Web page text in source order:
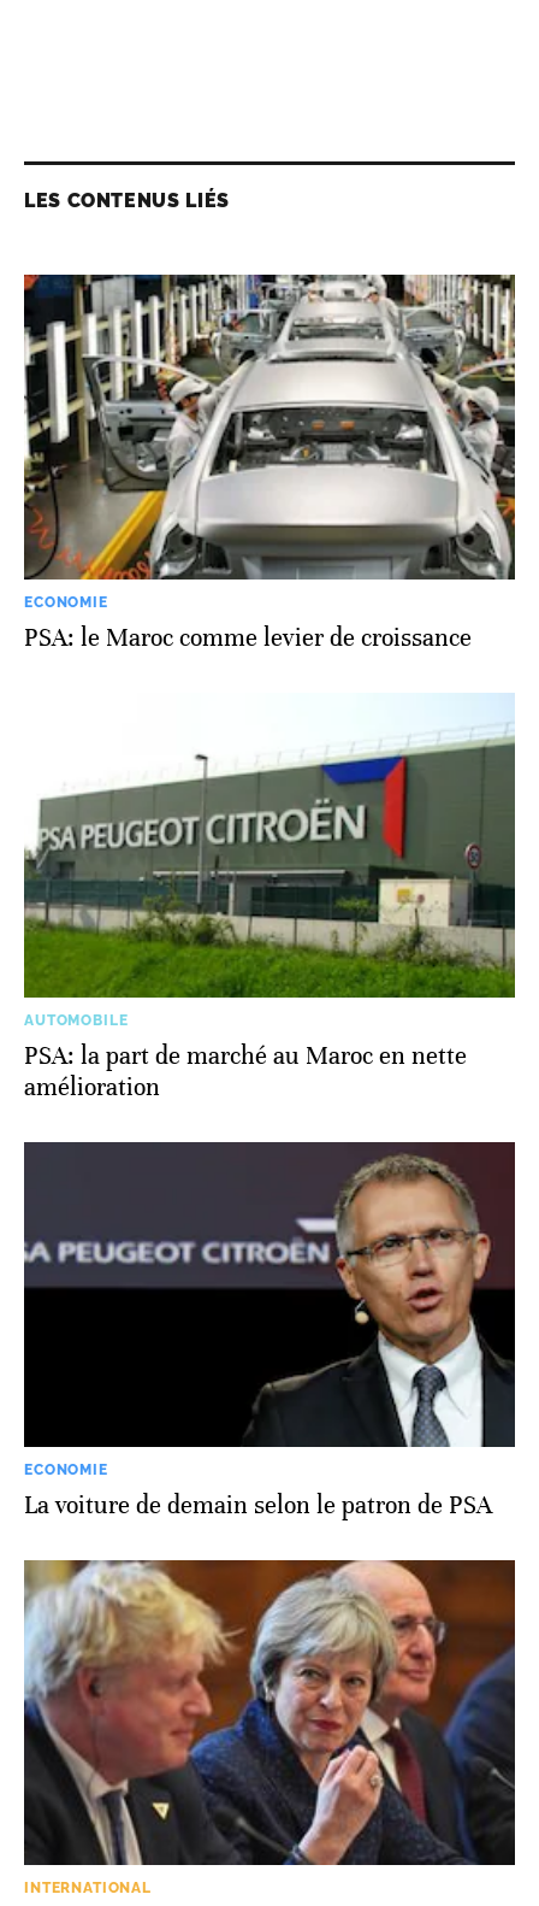
LES CONTENUS LIÉS
ECONOMIE
PSA: le Maroc comme levier de croissance
AUTOMOBILE
PSA: la part de marché au Maroc en nette
amélioration
ECONOMIE
La voiture de demain selon le patron de PSA
INTERNATIONAL